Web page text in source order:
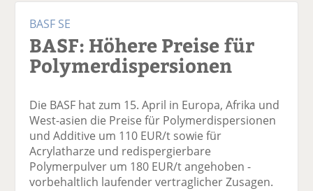
BASF SE
BASF: Höhere Preise für
Polymerdispersionen
Die BASF hat zum 15. April in Europa, Afrika und
West-asien die Preise für Polymerdispersionen
und Additive um 110 EUR/t sowie für
Acrylatharze und redispergierbare
Polymerpulver um 180 EUR/t angehoben -
vorbehaltlich laufender vertraglicher Zusagen.